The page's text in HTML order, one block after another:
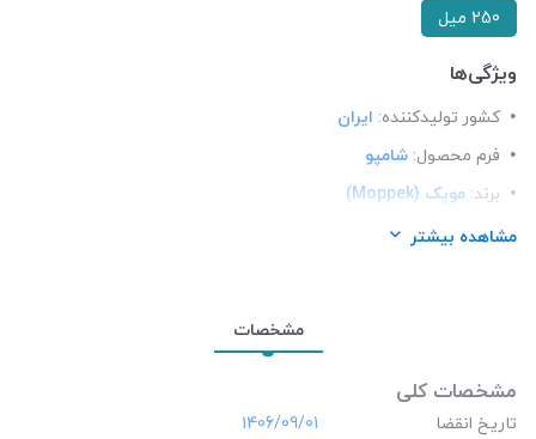
250 میل
ویژگی‌ها
کشور تولید‎کننده:
ایران
فرم محصول: شامپو
برند: موپک (Moppek)
شرکت تولید کننده:
مشاهده بیشتر
مشخصات
مشخصات کلی
تاریخ انقضا
‎1406/09/01